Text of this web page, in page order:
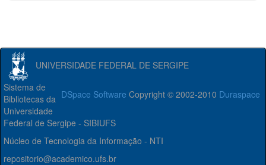
UNIVERSIDADE FEDERAL DE SERGIPE
DSpace Software Copyright © 2002-2010 Duraspace
Sistema de
Bibliotecas da
Universidade
Federal de Sergipe - SIBIUFS
Núcleo de Tecnologia da Informação - NTI
repositorio@academico.ufs.br